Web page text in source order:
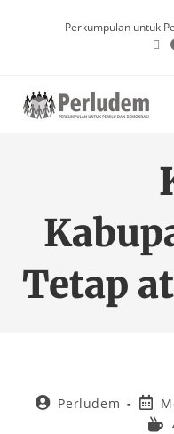
Perkumpulan untuk
Tetap
Perludem